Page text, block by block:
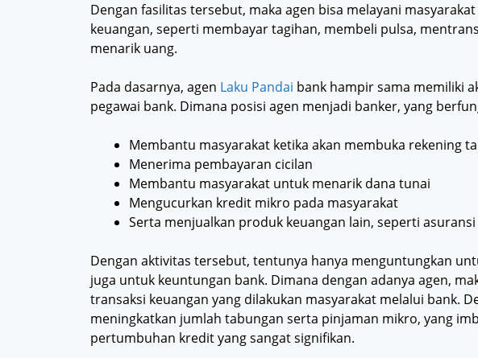
Dengan fasilitas tersebut, maka agen bisa melayani
keuangan, seperti membayar tagihan, membeli pulsa,
menarik uang.
Pada dasarnya, agen Laku Pandai bank hampir sama memiliki
pegawai bank. Dimana posisi agen menjadi banker, yang
Membantu masyarakat ketika akan membuka rekening
Menerima pembayaran cicilan
Membantu masyarakat untuk menarik dana tunai
Mengucurkan kredit mikro pada masyarakat
Serta menjualkan produk keuangan lain, seperti
Dengan aktivitas tersebut, tentunya hanya menguntungkan
juga untuk keuntungan bank. Dimana dengan adanya agen,
transaksi keuangan yang dilakukan masyarakat melalui bank.
meningkatkan jumlah tabungan serta pinjaman mikro, yang
pertumbuhan kredit yang sangat signifikan.